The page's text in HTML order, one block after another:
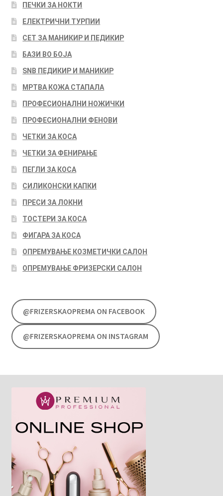
ПЕЧКИ ЗА НОКТИ
ЕЛЕКТРИЧНИ ТУРПИИ
СЕТ ЗА МАНИКИР И ПЕДИКИР
БАЗИ ВО БОЈА
SNB ПЕДИКИР И МАНИКИР
МРТВА КОЖА СТАПАЛА
ПРОФЕСИОНАЛНИ НОЖИЧКИ
ПРОФЕСИОНАЛНИ ФЕНОВИ
ЧЕТКИ ЗА КОСА
ЧЕТКИ ЗА ФЕНИРАЊЕ
ПЕГЛИ ЗА КОСА
СИЛИКОНСКИ КАПКИ
ПРЕСИ ЗА ЛОКНИ
ТОСТЕРИ ЗА КОСА
ФИГАРА ЗА КОСА
ОПРЕМУВАЊЕ КОЗМЕТИЧКИ САЛОН
ОПРЕМУВАЊЕ ФРИЗЕРСКИ САЛОН
@FRIZERSKAOPREMA ON FACEBOOK
@FRIZERSKAOPREMA ON INSTAGRAM